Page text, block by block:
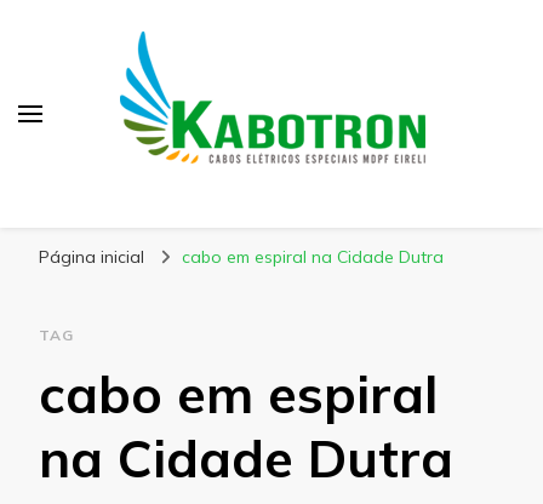
Página inicial cabo em espiral na Cidade Dutra
TAG
cabo em espiral
na Cidade Dutra